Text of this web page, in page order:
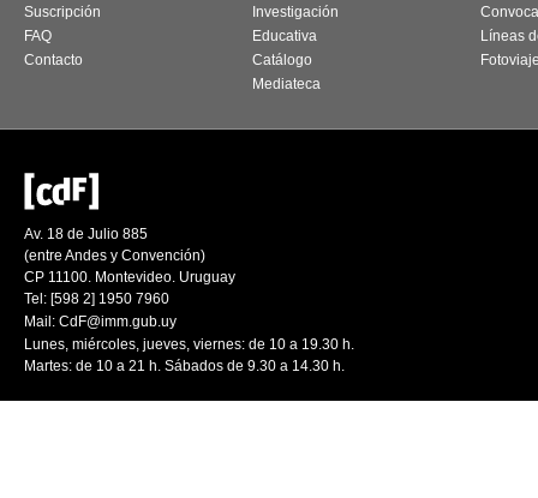
Suscripción
FAQ
Contacto
Investigación
Educativa
Catálogo
Mediateca
Líneas
Av. 18 de Julio 885
(entre Andes y Convención)
CP 11100. Montevideo. Uruguay
Tel: [598 2] 1950 7960
Mail: CdF@imm.gub.uy
Lunes, miércoles, jueves, viernes: de 10 a 19.30 h.
Martes: de 10 a 21 h. Sábados de 9.30 a 14.30 h.